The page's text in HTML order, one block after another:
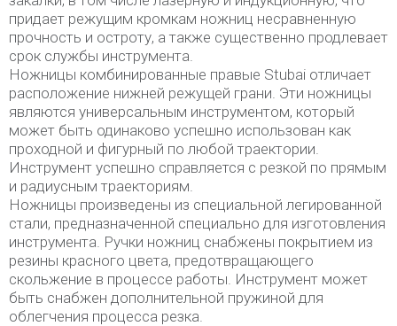
придает режущим кромкам ножниц несравненную
прочность и остроту, а также существенно продлевает
срок службы инструмента.
Ножницы комбинированные правые Stubai отличает
расположение нижней режущей грани. Эти ножницы
являются универсальным инструментом, который
может быть одинаково успешно использован как
проходной и фигурный по любой траектории.
Инструмент успешно справляется с резкой по прямым
и радиусным траекториям.
Ножницы произведены из специальной легированной
стали, предназначенной специально для изготовления
инструмента. Ручки ножниц снабжены покрытием из
резины красного цвета, предотвращающего
скольжение в процессе работы. Инструмент может
быть снабжен дополнительной пружиной для
облегчения процесса резка.